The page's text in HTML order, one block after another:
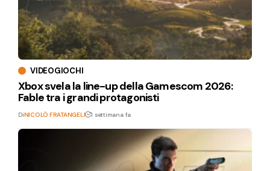
VIDEOGIOCHI
Xbox svela la line-up della Gamescom 2026:
Fable tra i grandi protagonisti
DiNICOLÒ FRATANGELI 1 settimana fa